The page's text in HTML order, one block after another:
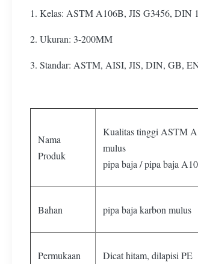
1. Kelas: ASTM A106B, JIS G3456, DIN
2. Ukuran: 3-200MM
3. Standar: ASTM, AISI, JIS, DIN, GB,
Nama
Produk
Kualitas tinggi ASTM
mulus
pipa baja / pipa baja
Bahan pipa baja karbon mulus
Permukaan Dicat hitam, dilapisi PE